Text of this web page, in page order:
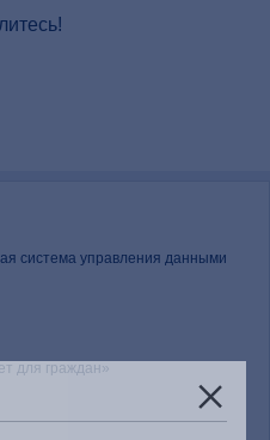
руководителя «БФТ.ТОП»
система управления данными
для граждан»